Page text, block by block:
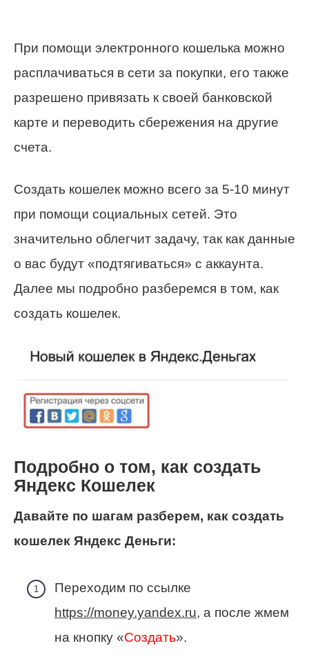
При помощи электронного кошелька можно
расплачиваться в сети за покупки, его также
разрешено привязать к своей банковской
карте и переводить сбережения на другие
счета.
Создать кошелек можно всего за 5-10 минут
при помощи социальных сетей. Это
значительно облегчит задачу, так как данные
о вас будут «подтягиваться» с аккаунта.
Далее мы подробно разберемся в том, как
создать кошелек.
Подробно о том, как создать
Яндекс Кошелек
Давайте по шагам разберем, как создать
кошелек Яндекс Деньги:
Переходим по ссылке
https://money.yandex.ru, а после жмем
на кнопку «Создать».